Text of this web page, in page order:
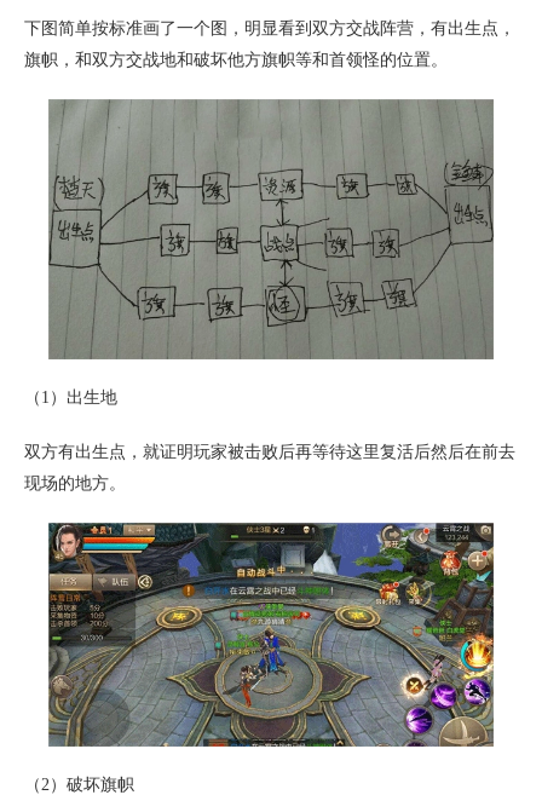
下图简单按标准画了一个图，明显看到双方交战阵营，有出生点，
旗帜，和双方交战地和破坏他方旗帜等和首领怪的位置。
（1）出生地
双方有出生点，就证明玩家被击败后再等待这里复活后然后在前去
现场的地方。
（2）破坏旗帜